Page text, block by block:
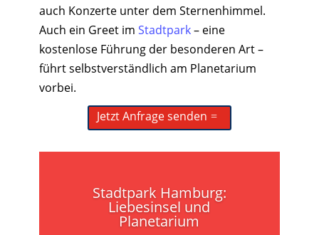
auch Konzerte unter dem Sternenhimmel.
Auch ein Greet im Stadtpark– eine
kostenlose Führung der besonderen Art –
führt selbstverständlich am Planetarium
vorbei.
Jetzt Anfrage senden
Stadtpark Hamburg:
Liebesinsel und
Planetarium